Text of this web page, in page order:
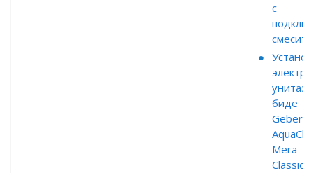
с
биде
Geberit
Mera
Classic